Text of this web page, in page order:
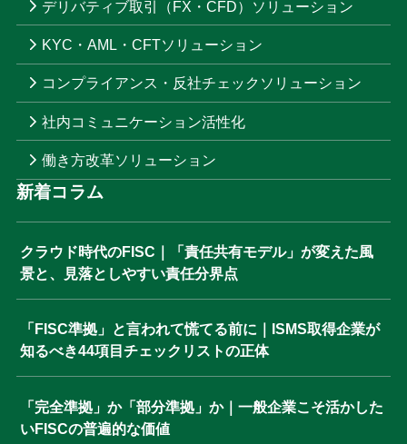
デリバティブ取引（FX・CFD）ソリューション
KYC・AML・CFTソリューション
コンプライアンス・反社チェックソリューション
社内コミュニケーション活性化
働き方改革ソリューション
新着コラム
クラウド時代のFISC｜「責任共有モデル」が変えた風
景と、見落としやすい責任分界点
「FISC準拠」と言われて慌てる前に｜ISMS取得企業が
知るべき44項目チェックリストの正体
「完全準拠」か「部分準拠」か｜一般企業こそ活かした
いFISCの普遍的な価値